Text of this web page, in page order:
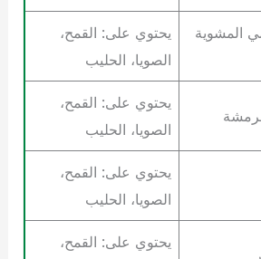
المشوية
يحتوي على: القمح،
الصويا، الحليب
يحتوي على: القمح،
الصويا، الحليب
يحتوي على: القمح،
الصويا، الحليب
يحتوي على: القمح،